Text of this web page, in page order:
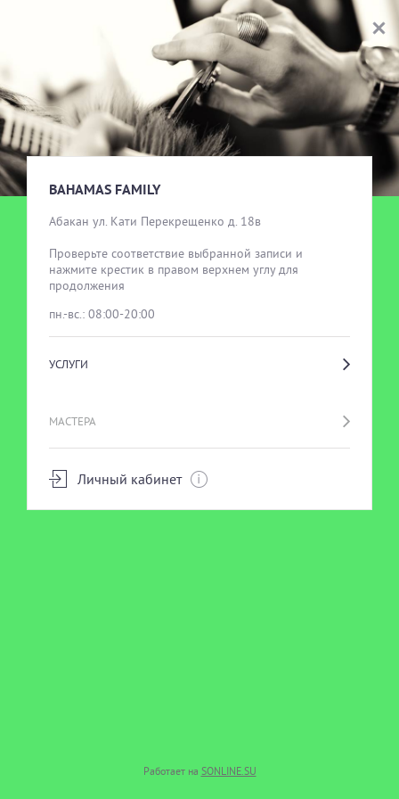
BAHAMAS FAMILY
Абакан ул. Кати Перекрещенко д. 18в
Проверьте соответствие выбранной записи и
нажмите крестик в правом верхнем углу для
продолжения
пн.-вс.: 08:00-20:00
УСЛУГИ
МАСТЕРА
Личный кабинет
Работает на SONLINE.SU
BAHAMAS FAMILY
ВЫБОР УСЛУГИ